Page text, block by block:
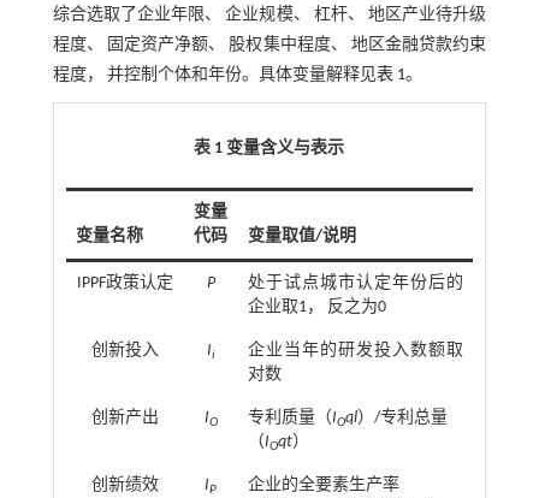
综合选取了企业年限、 企业规模、 杠杆、 地区产业待升级
程度、 固定资产净额、 股权集中程度、 地区金融贷款约束
程度， 并控制个体和年份。具体变量解释见表 1。
表 1 变量含义与表示
变量名称
变量
代码
变量取值/说明
IPPF政策认定 P
处于试点城市认定年份后的
企业取1， 反之为0
创新投入 Ii
企业当年的研发投入数额取
对数
创新产出 IO 专利质量（IOql）/专利总量
（IOqt）
创新绩效 IP
企业的全要素生产率